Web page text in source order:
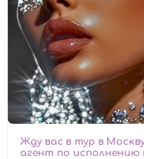
Жду вас в тур в
агент по